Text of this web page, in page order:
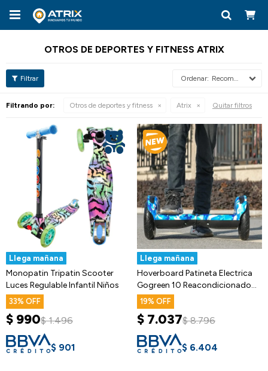

OTROS DE DEPORTES Y FITNESS ATRIX
Recomendados
Filtrando por: Otros de deportes y fitness Atrix Quitar filtros
Llega mañana
Monopatin Tripatin Scooter
Luces Regulable Infantil Niños
33
$ 990$ 1.496
$ 901
Llega mañana
Hoverboard Patineta Electrica
Gogreen 10 Reacondicionado
Ax
19
$ 7.037$ 8.796
$ 6.404